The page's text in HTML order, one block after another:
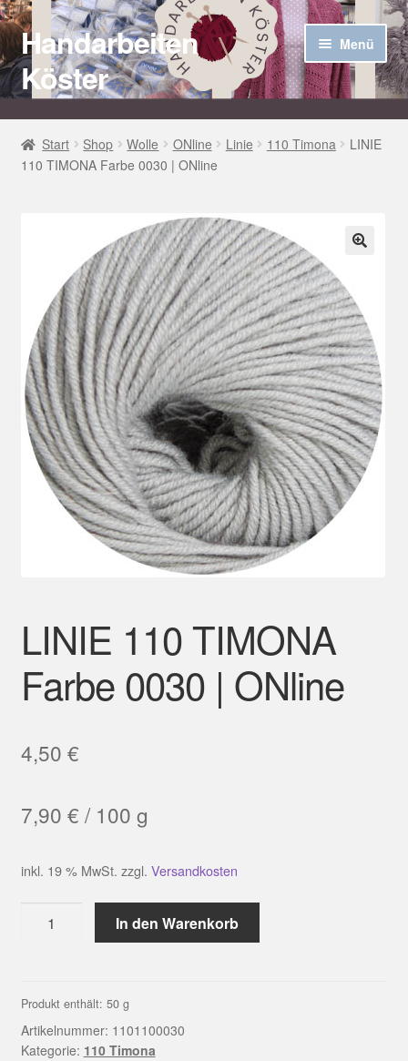
Zur
Navigation
springen
Zum
Inhalt
springen
Handarbeiten
Köster
Menü
Startseite
Über uns
Häkel Techniken
Shop
Kasse
Mein Konto
Start Shop Wolle ONline Linie 110 Timona
LINIE
110 TIMONA Farbe 0030 | ONline
LINIE 110 TIMONA
Farbe 0030 | ONline
4,50 €
7,90 € / 100 g
inkl. 19 % MwSt. zzgl. Versandkosten
0030
|
ONline
In den Warenkorb
Produkt enthält: 50 g
Artikelnummer: 1101100030
Kategorie: 110 Timona